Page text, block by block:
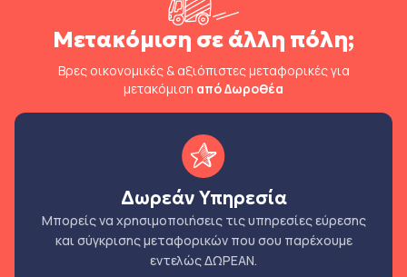
Μετακόμιση σε άλλη πόλη;
Βρες οικονομικές & αξιόπιστες μεταφορικές για
μετακόμιση από Δωροθέα
Δωρεάν Υπηρεσία
Μπορείς να χρησιμοποιήσεις τις υπηρεσίες εύρεσης
και σύγκρισης μεταφορικών που σου παρέχουμε
εντελώς ΔΩΡΕΑΝ.